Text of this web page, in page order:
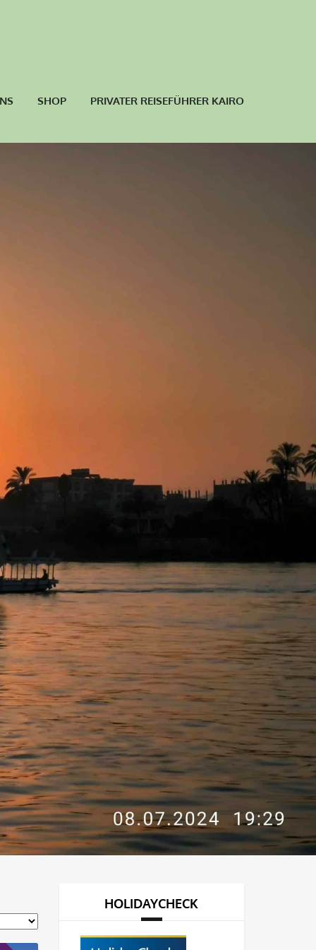
SHOP PRIVATER REISEFÜHRER KAIRO
HOLIDAYCHECK